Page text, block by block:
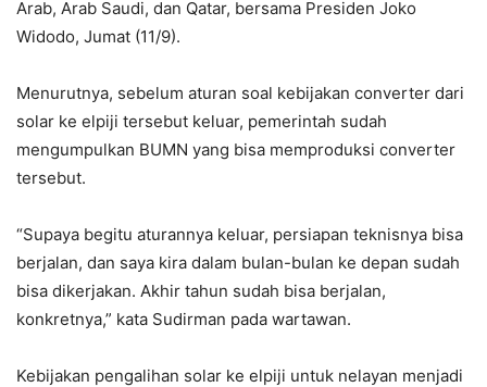
Arab, Arab Saudi, dan Qatar, bersama Presiden Joko
Widodo, Jumat (11/9).
Menurutnya, sebelum aturan soal kebijakan converter dari
solar ke elpiji tersebut keluar, pemerintah sudah
mengumpulkan BUMN yang bisa memproduksi converter
tersebut.
“Supaya begitu aturannya keluar, persiapan teknisnya bisa
berjalan, dan saya kira dalam bulan-bulan ke depan sudah
bisa dikerjakan. Akhir tahun sudah bisa berjalan,
konkretnya,” kata Sudirman pada wartawan.
Kebijakan pengalihan solar ke elpiji untuk nelayan menjadi